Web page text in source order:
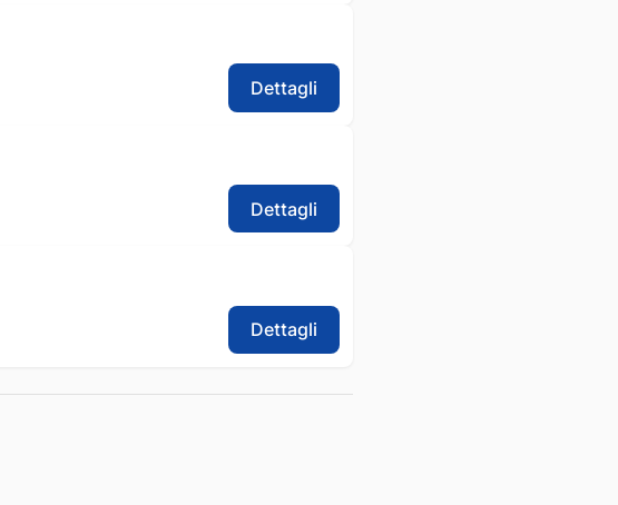
Dettagli
Dettagli
Dettagli